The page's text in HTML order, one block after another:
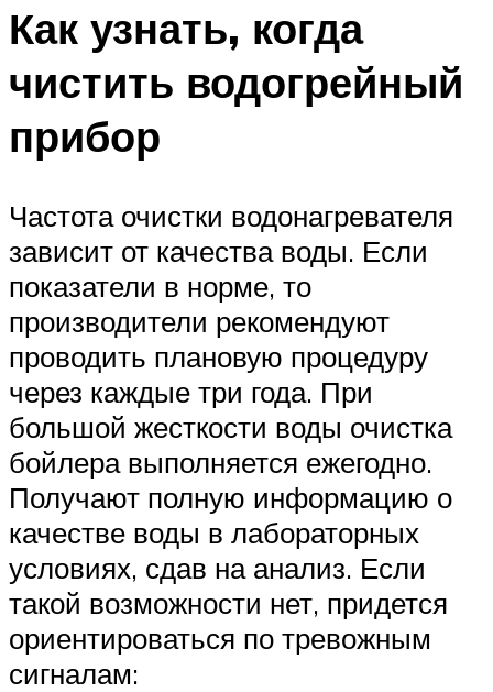
Как узнать, когда
чистить водогрейный
прибор
Частота очистки водонагревателя
зависит от качества воды. Если
показатели в норме, то
производители рекомендуют
проводить плановую процедуру
через каждые три года. При
большой жесткости воды очистка
бойлера выполняется ежегодно.
Получают полную информацию о
качестве воды в лабораторных
условиях, сдав на анализ. Если
такой возможности нет, придется
ориентироваться по тревожным
сигналам: